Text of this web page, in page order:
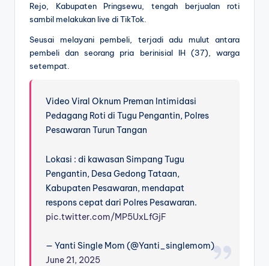
Rejo, Kabupaten Pringsewu, tengah berjualan roti
sambil melakukan live di TikTok.
Seusai melayani pembeli, terjadi adu mulut antara
pembeli dan seorang pria berinisial IH (37), warga
setempat.
Video Viral Oknum Preman Intimidasi
Pedagang Roti di Tugu Pengantin, Polres
Pesawaran Turun Tangan
Lokasi : di kawasan Simpang Tugu
Pengantin, Desa Gedong Tataan,
Kabupaten Pesawaran, mendapat
respons cepat dari Polres Pesawaran.
pic.twitter.com/MP5UxLfGjF
— Yanti Single Mom (@Yanti_singlemom)
June 21, 2025